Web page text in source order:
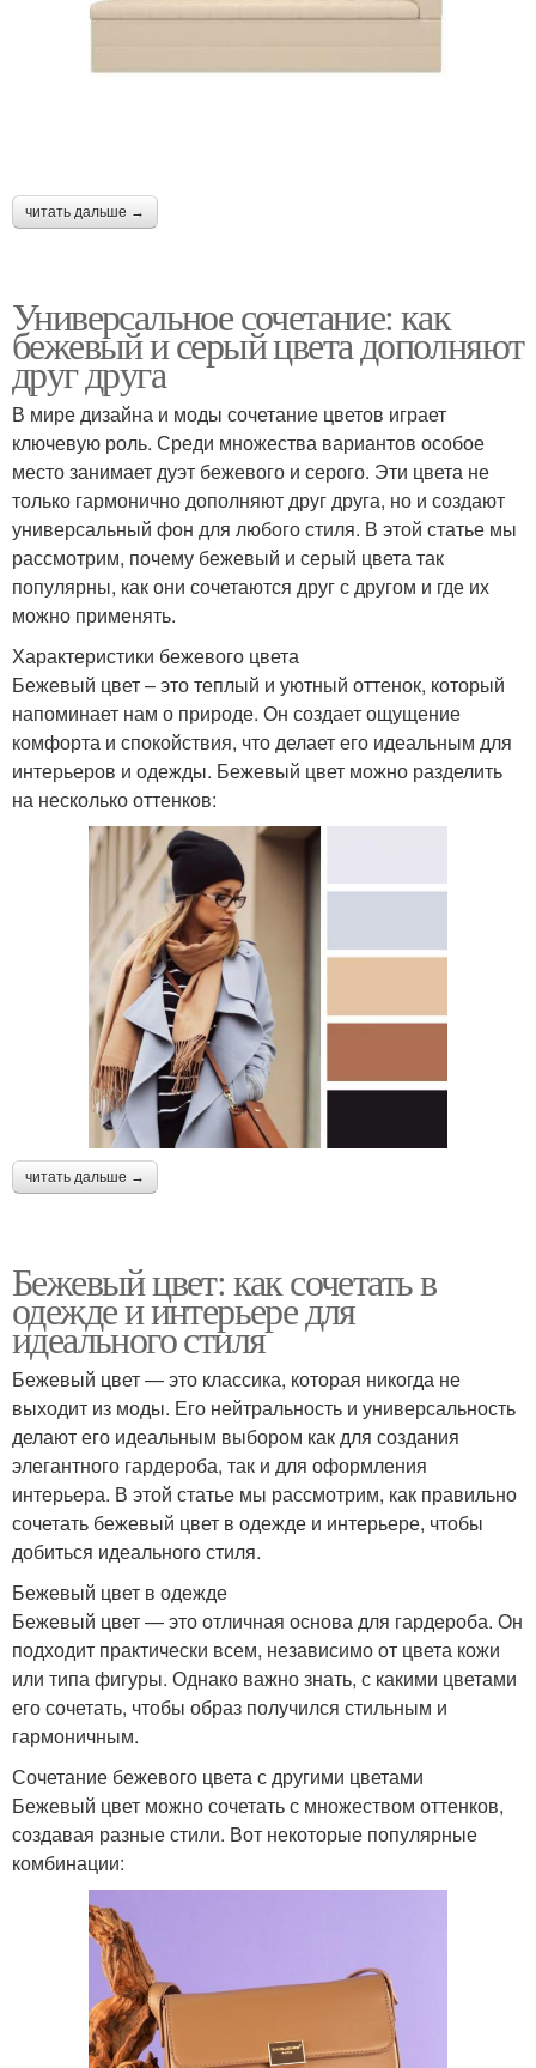
читать дальше →
Универсальное сочетание: как
бежевый и серый цвета дополняют
друг друга
В мире дизайна и моды сочетание цветов играет
ключевую роль. Среди множества вариантов особое
место занимает дуэт бежевого и серого. Эти цвета не
только гармонично дополняют друг друга, но и создают
универсальный фон для любого стиля. В этой статье мы
рассмотрим, почему бежевый и серый цвета так
популярны, как они сочетаются друг с другом и где их
можно применять.
Характеристики бежевого цвета
Бежевый цвет – это теплый и уютный оттенок, который
напоминает нам о природе. Он создает ощущение
комфорта и спокойствия, что делает его идеальным для
интерьеров и одежды. Бежевый цвет можно разделить
на несколько оттенков:
читать дальше →
Бежевый цвет: как сочетать в
одежде и интерьере для
идеального стиля
Бежевый цвет — это классика, которая никогда не
выходит из моды. Его нейтральность и универсальность
делают его идеальным выбором как для создания
элегантного гардероба, так и для оформления
интерьера. В этой статье мы рассмотрим, как правильно
сочетать бежевый цвет в одежде и интерьере, чтобы
добиться идеального стиля.
Бежевый цвет в одежде
Бежевый цвет — это отличная основа для гардероба. Он
подходит практически всем, независимо от цвета кожи
или типа фигуры. Однако важно знать, с какими цветами
его сочетать, чтобы образ получился стильным и
гармоничным.
Сочетание бежевого цвета с другими цветами
Бежевый цвет можно сочетать с множеством оттенков,
создавая разные стили. Вот некоторые популярные
комбинации: